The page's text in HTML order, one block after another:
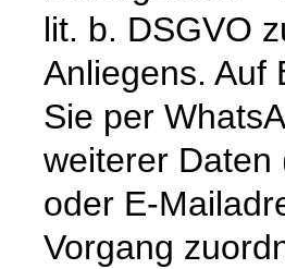
lit. b. DSGVO
Anliegens. Auf
Sie per
weiterer Daten
oder E-
Vorgang